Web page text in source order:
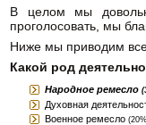
В целом мы
проголосовать, мы
Ниже мы приводим
Какой род
Народное ремесло
Духовная
Военное ремесло